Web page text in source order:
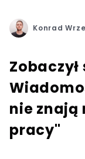
Konrad
nie znają
pracy"